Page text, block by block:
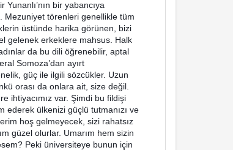
bir yabancıya
Mezuniyet törenleri genellikle tüm
üstünde harika görünen, bizi
gelenek erkeklere mahsus. Halk
da bu dili öğrenebilir, aptal
Somoza’dan ayırt
güç ile ilgili sözcükler. Uzun
orası da onlara ait, size değil.
ihtiyacımız var. Şimdi bu fildişi
ederek ülkenizi güçlü tutmanızı ve
hoş gelmeyecek, sizi rahatsız
güzel olurlar. Umarım hem sizin
Peki üniversiteye bunun için